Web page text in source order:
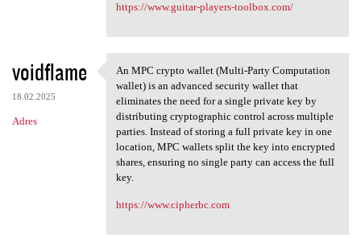
https://www.guitar-players-toolbox.com/
voidflame
18.02.2025
Adres
An MPC crypto wallet (Multi
An MPC crypto wallet (Multi-Party Computation
wallet) is an advanced security wallet that
eliminates the need for a single private key by
distributing cryptographic control across multiple
parties. Instead of storing a full private key in one
location, MPC wallets split the key into encrypted
shares, ensuring no single party can access the full
key.
https://www.cipherbc.com